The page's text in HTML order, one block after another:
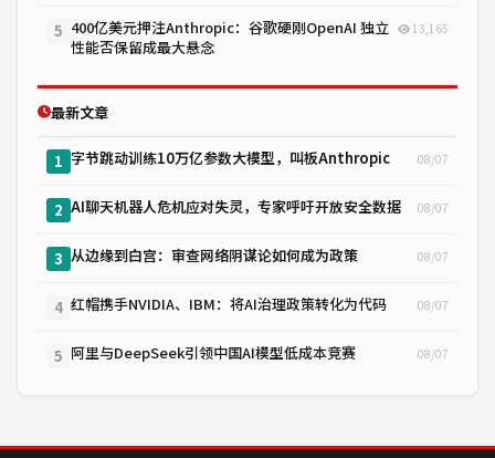
5 400亿美元押注Anthropic：谷歌硬刚OpenAI 独立
性能否保留成最大悬念
13,165
最新文章
1 字节跳动训练10万亿参数大模型，叫板Anthropic 08/07
2 AI聊天机器人危机应对失灵，专家呼吁开放安全数据 08/07
3 从边缘到白宫：审查网络阴谋论如何成为政策 08/07
4 红帽携手NVIDIA、IBM：将AI治理政策转化为代码 08/07
5 阿里与DeepSeek引领中国AI模型低成本竞赛 08/07